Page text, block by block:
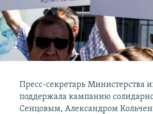
Пресс-секретарь Министерства
поддержала кампанию
Сенцовым, Александром